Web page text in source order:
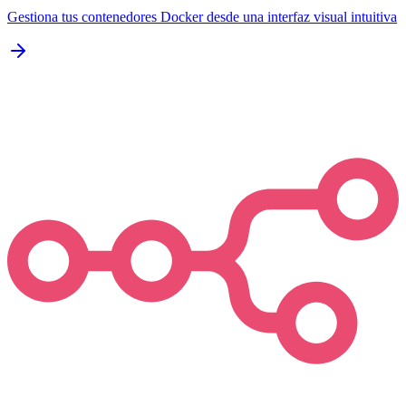
Gestiona tus contenedores Docker desde una interfaz visual intuitiva